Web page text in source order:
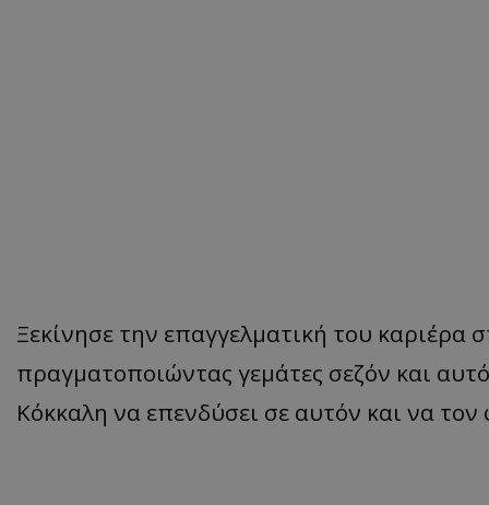
Ξεκίνησε την επαγγελματική του
πραγματοποιώντας γεμάτες σεζόν και
Κόκκαλη να επενδύσει σε αυτόν και να τον